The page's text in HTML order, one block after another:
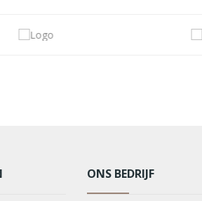
ONS BEDRIJF